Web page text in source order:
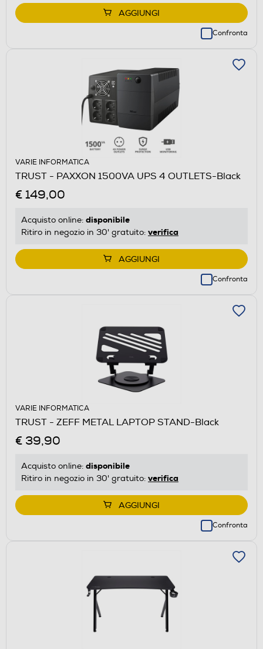
AGGIUNGI
Confronta
VARIE INFORMATICA
TRUST - PAXXON 1500VA UPS 4 OUTLETS-Black
€ 149,00
Acquisto online: disponibile
Ritiro in negozio in 30' gratuito: verifica
AGGIUNGI
Confronta
VARIE INFORMATICA
TRUST - ZEFF METAL LAPTOP STAND-Black
€ 39,90
Acquisto online: disponibile
Ritiro in negozio in 30' gratuito: verifica
AGGIUNGI
Confronta